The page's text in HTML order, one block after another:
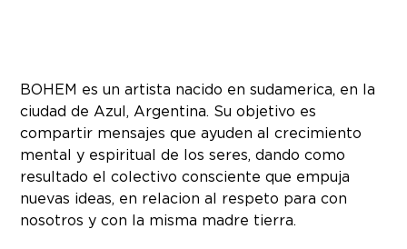
BOHEM es un artista nacido en sudamerica, en la
ciudad de Azul, Argentina. Su objetivo es
compartir mensajes que ayuden al crecimiento
mental y espiritual de los seres, dando como
resultado el colectivo consciente que empuja
nuevas ideas, en relacion al respeto para con
nosotros y con la misma madre tierra.